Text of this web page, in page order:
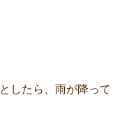
したら、雨が降って